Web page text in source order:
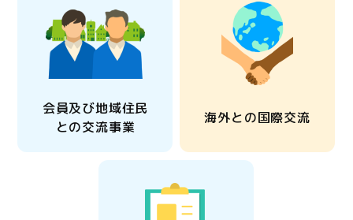
会員及び地域住民
との交流事業
海外との国際交流